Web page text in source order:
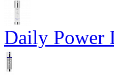
Daily Power